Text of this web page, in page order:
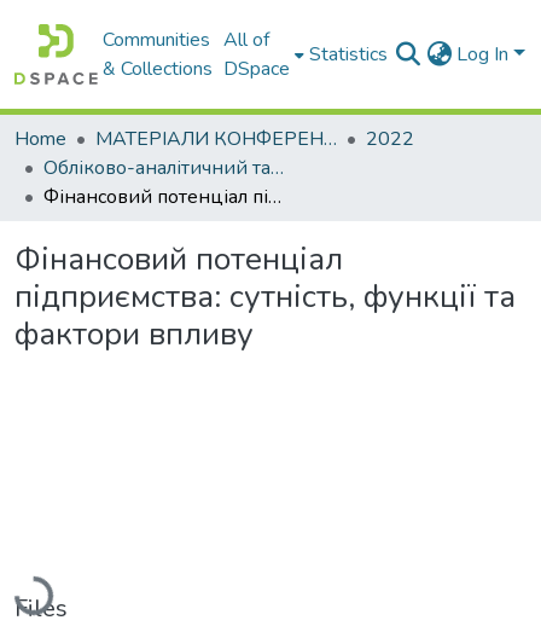
Communities
& Collections
All of
DSpace
Statistics Log In
Home МАТЕРІАЛИ КОНФЕРЕНЦІЙ
2022
Обліково-аналітичний та економіко-фінансовий інструментарій управління сучасним підприємством: міжнародний досвід
Фінансовий потенціал підприємства: сутність, функції та фактори впливу
Фінансовий потенціал
підприємства: сутність, функції та
фактори впливу
Loading...
Files